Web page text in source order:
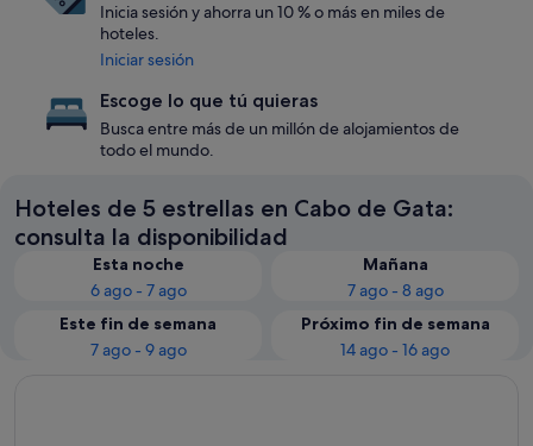
Inicia sesión y ahorra un 10 % o más en miles de
hoteles.
Iniciar sesión
Escoge lo que tú quieras
Busca entre más de un millón de alojamientos de
todo el mundo.
Hoteles de 5 estrellas en Cabo de Gata:
consulta la disponibilidad
Esta noche
6 ago - 7 ago
Mañana
7 ago - 8 ago
Este fin de semana
7 ago - 9 ago
Próximo fin de semana
14 ago - 16 ago